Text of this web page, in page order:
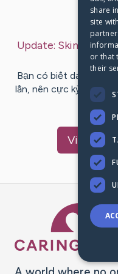
Last
Update: Skin Bibi
by
Bạn có biết da bé sơ
lần, nên cực kỳ dễ bị
Visit
share
site
or that
their